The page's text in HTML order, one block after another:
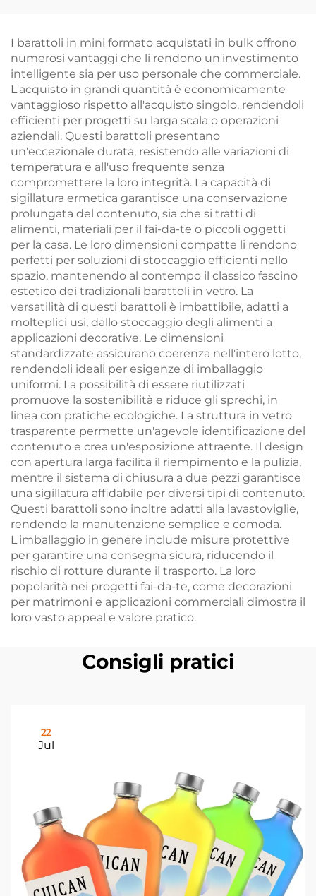
I barattoli in mini formato acquistati in bulk offrono
numerosi vantaggi che li rendono un'investimento
intelligente sia per uso personale che commerciale.
L'acquisto in grandi quantità è economicamente
vantaggioso rispetto all'acquisto singolo, rendendoli
efficienti per progetti su larga scala o operazioni
aziendali. Questi barattoli presentano
un'eccezionale durata, resistendo alle variazioni di
temperatura e all'uso frequente senza
compromettere la loro integrità. La capacità di
sigillatura ermetica garantisce una conservazione
prolungata del contenuto, sia che si tratti di
alimenti, materiali per il fai-da-te o piccoli oggetti
per la casa. Le loro dimensioni compatte li rendono
perfetti per soluzioni di stoccaggio efficienti nello
spazio, mantenendo al contempo il classico fascino
estetico dei tradizionali barattoli in vetro. La
versatilità di questi barattoli è imbattibile, adatti a
molteplici usi, dallo stoccaggio degli alimenti a
applicazioni decorative. Le dimensioni
standardizzate assicurano coerenza nell'intero lotto,
rendendoli ideali per esigenze di imballaggio
uniformi. La possibilità di essere riutilizzati
promuove la sostenibilità e riduce gli sprechi, in
linea con pratiche ecologiche. La struttura in vetro
trasparente permette un'agevole identificazione del
contenuto e crea un'esposizione attraente. Il design
con apertura larga facilita il riempimento e la pulizia,
mentre il sistema di chiusura a due pezzi garantisce
una sigillatura affidabile per diversi tipi di contenuto.
Questi barattoli sono inoltre adatti alla lavastoviglie,
rendendo la manutenzione semplice e comoda.
L'imballaggio in genere include misure protettive
per garantire una consegna sicura, riducendo il
rischio di rotture durante il trasporto. La loro
popolarità nei progetti fai-da-te, come decorazioni
per matrimoni e applicazioni commerciali dimostra il
loro vasto appeal e valore pratico.
Consigli pratici
22
Jul